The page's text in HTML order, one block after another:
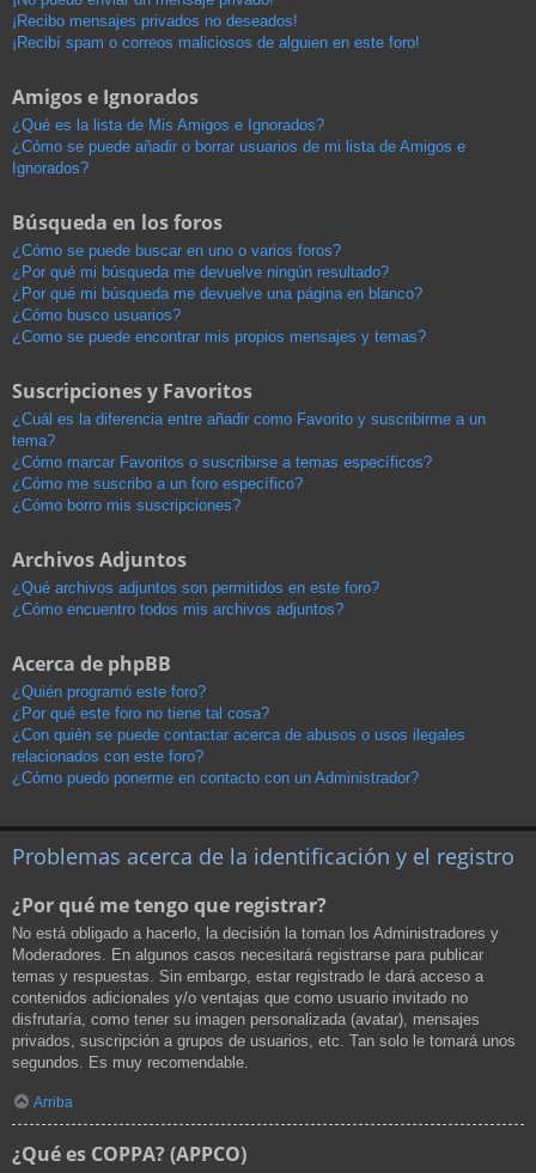
¡Recibo mensajes privados no deseados!
¡Recibí spam o correos maliciosos de alguien en este foro!
Amigos e Ignorados
¿Qué es la lista de Mis Amigos e Ignorados?
¿Cómo se puede añadir o borrar usuarios de mi lista de Amigos e
Ignorados?
Búsqueda en los foros
¿Cómo se puede buscar en uno o varios foros?
¿Por qué mi búsqueda me devuelve ningún resultado?
¿Por qué mi búsqueda me devuelve una página en blanco?
¿Cómo busco usuarios?
¿Como se puede encontrar mis propios mensajes y temas?
Suscripciones y Favoritos
¿Cuál es la diferencia entre añadir como Favorito y suscribirme a un
tema?
¿Cómo marcar Favoritos o suscribirse a temas específicos?
¿Cómo me suscribo a un foro específico?
¿Cómo borro mis suscripciones?
Archivos Adjuntos
¿Qué archivos adjuntos son permitidos en este foro?
¿Cómo encuentro todos mis archivos adjuntos?
Acerca de phpBB
¿Quién programó este foro?
¿Por qué este foro no tiene tal cosa?
¿Con quién se puede contactar acerca de abusos o usos ilegales
relacionados con este foro?
¿Cómo puedo ponerme en contacto con un Administrador?
Problemas acerca de la identificación y el registro
¿Por qué me tengo que registrar?
No está obligado a hacerlo, la decisión la toman los Administradores y
Moderadores. En algunos casos necesitará registrarse para publicar
temas y respuestas. Sin embargo, estar registrado le dará acceso a
contenidos adicionales y/o ventajas que como usuario invitado no
disfrutaría, como tener su imagen personalizada (avatar), mensajes
privados, suscripción a grupos de usuarios, etc. Tan solo le tomará unos
segundos. Es muy recomendable.
Arriba
¿Qué es COPPA? (APPCO)